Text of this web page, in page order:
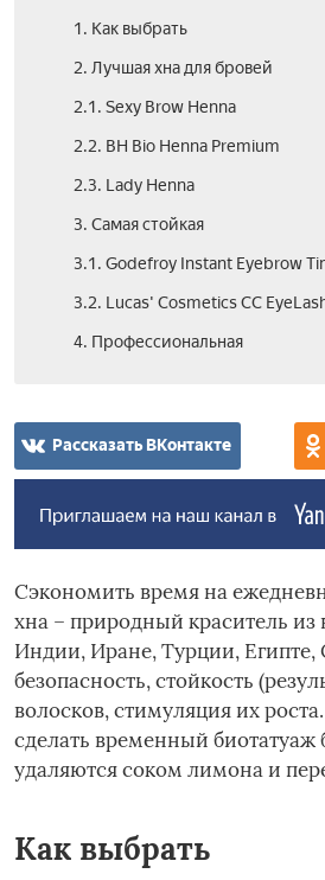
1. Как выбрать
2. Лучшая хна для бровей
2.1. Sexy Brow Henna
2.2. BH Bio Henna Premium
2.3. Lady Henna
3. Самая стойкая
3.1. Godefroy Instant Eyebrow
3.2. Lucas' Cosmetics CC
4. Профессиональная
Рассказать ВКонтакте
Сэкономить время на
хна – природный краситель
Индии, Иране, Турции,
безопасность, стойкость
волосков, стимуляция их
сделать временный
удаляются соком лимона и
Как выбрать